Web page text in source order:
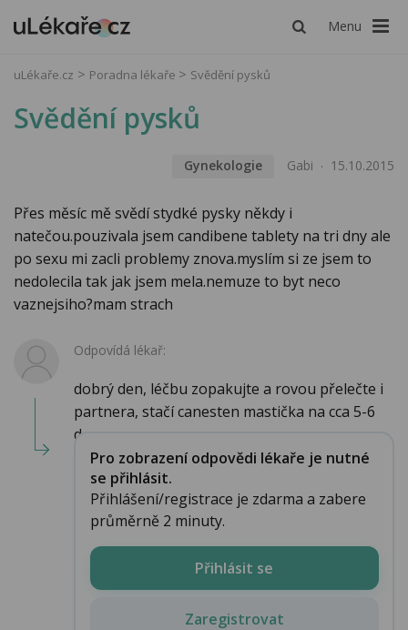
Menu
uLékaře.cz Poradna lékaře Svědění pysků
Svědění pysků
Gynekologie Gabi 15.10.2015
Přes měsíc mě svědí stydké pysky někdy i
natečou.pouzivala jsem candibene tablety na tri dny ale
po sexu mi zacli problemy znova.myslím si ze jsem to
nedolecila tak jak jsem mela.nemuze to byt neco
vaznejsiho?mam strach
Odpovídá lékař:
dobrý den, léčbu zopakujte a rovou přelečte i
partnera, stačí canesten mastička na cca 5-6
d...
Pro zobrazení odpovědi lékaře je nutné
se přihlásit.
Přihlášení/registrace je zdarma a zabere
průměrně 2 minuty.
Přihlásit se
Zaregistrovat